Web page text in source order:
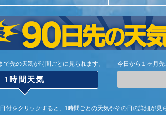
で先の天気が時間ごとに見られます。
1時間天気
今日から１ヶ月先
日付をクリックすると、1時間ごとの天気やその日の詳細が見